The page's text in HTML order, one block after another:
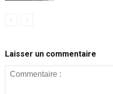
Laisser un commentaire